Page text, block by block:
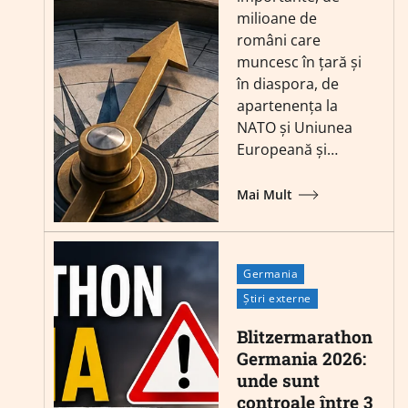
milioane de
români care
muncesc în țară și
în diaspora, de
apartenența la
NATO și Uniunea
Europeană și…
Mai Mult
Germania
Știri externe
Blitzermarathon
Germania 2026:
unde sunt
controale între 3